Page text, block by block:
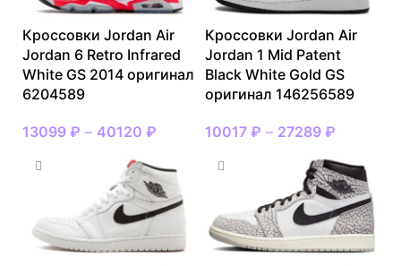
Кроссовки Jordan Air
Jordan 6 Retro Infrared
White GS 2014 оригинал
6204589
13099 ₽ – 40120 ₽
Кроссовки Jordan Air
Jordan 1 Mid Patent
Black White Gold GS
оригинал 146256589
10017 ₽ – 27289 ₽